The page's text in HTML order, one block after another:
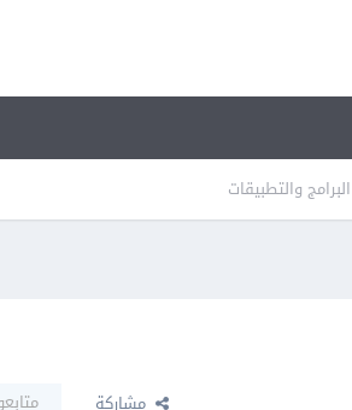
البرامج والتطبيقات
مشاركة